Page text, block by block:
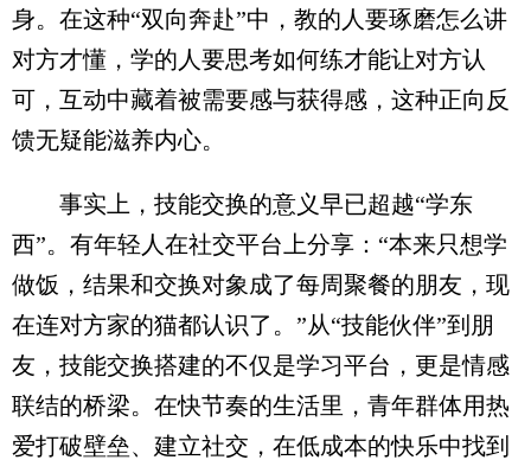
身。在这种“双向奔赴”中，教的人要琢磨怎么讲
对方才懂，学的人要思考如何练才能让对方认
可，互动中藏着被需要感与获得感，这种正向反
馈无疑能滋养内心。
事实上，技能交换的意义早已超越“学东
西”。有年轻人在社交平台上分享：“本来只想学
做饭，结果和交换对象成了每周聚餐的朋友，现
在连对方家的猫都认识了。”从“技能伙伴”到朋
友，技能交换搭建的不仅是学习平台，更是情感
联结的桥梁。在快节奏的生活里，青年群体用热
爱打破壁垒、建立社交，在低成本的快乐中找到